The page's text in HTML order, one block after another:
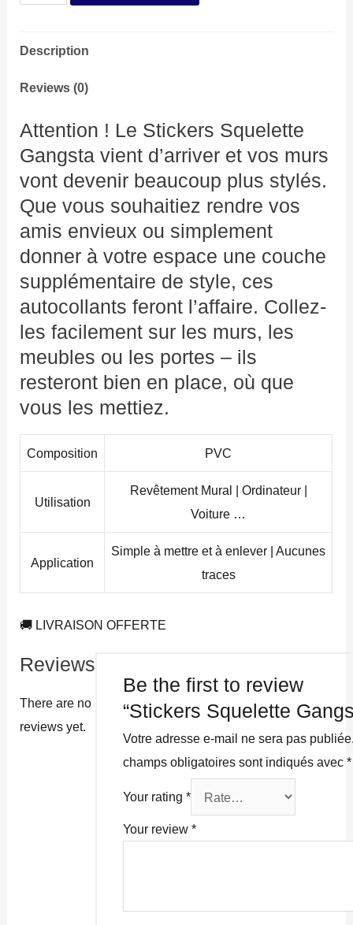
quantity
Description
Reviews (0)
Attention ! Le Stickers Squelette
Gangsta vient d’arriver et vos murs
vont devenir beaucoup plus stylés.
Que vous souhaitiez rendre vos
amis envieux ou simplement
donner à votre espace une couche
supplémentaire de style, ces
autocollants feront l’affaire. Collez-
les facilement sur les murs, les
meubles ou les portes – ils
resteront bien en place, où que
vous les mettiez.
Composition PVC
Utilisation
Revêtement Mural | Ordinateur |
Voiture …
Application
Simple à mettre et à enlever | Aucunes
traces
🚚 LIVRAISON OFFERTE
Reviews
There are no
reviews yet.
Be the first to review
“Stickers Squelette
Votre adresse e-mail ne sera pas
champs obligatoires sont indiqués avec*
Your rating*
Your review*